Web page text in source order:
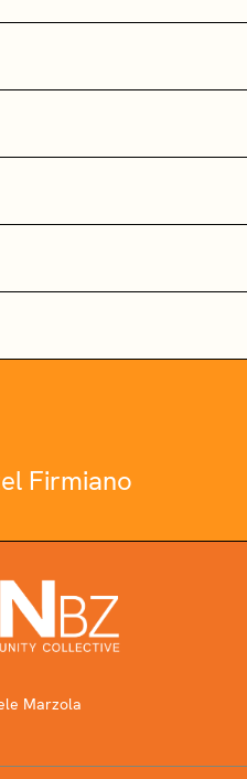
Firmiano
Marzola